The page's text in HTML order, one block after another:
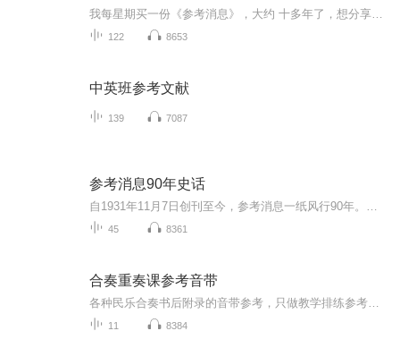
122 8653
中英班参考文献
139 7087
参考消息90年史话
45 8361
合奏重奏课参考音带
11 8384